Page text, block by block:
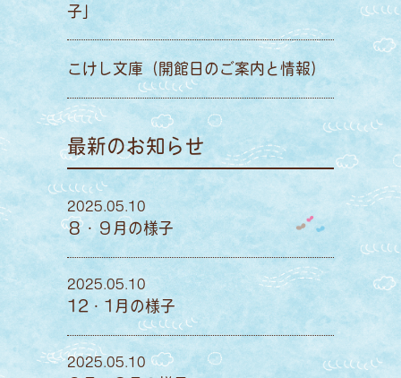
子」
こけし文庫（開館日のご案内と情報）
最新のお知らせ
2025.05.10
８・９月の様子
2025.05.10
12・1月の様子
2025.05.10